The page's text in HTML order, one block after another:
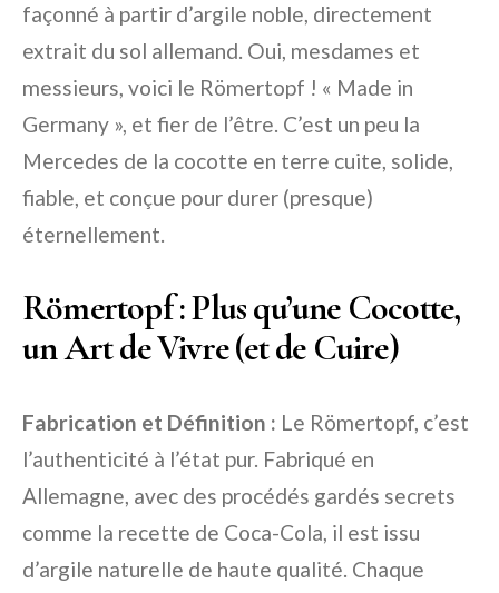
façonné à partir d’argile noble, directement
extrait du sol allemand. Oui, mesdames et
messieurs, voici le Römertopf ! « Made in
Germany », et fier de l’être. C’est un peu la
Mercedes de la cocotte en terre cuite, solide,
fiable, et conçue pour durer (presque)
éternellement.
Römertopf : Plus qu’une Cocotte,
un Art de Vivre (et de Cuire)
Fabrication et Définition : Le Römertopf, c’est
l’authenticité à l’état pur. Fabriqué en
Allemagne, avec des procédés gardés secrets
comme la recette de Coca-Cola, il est issu
d’argile naturelle de haute qualité. Chaque